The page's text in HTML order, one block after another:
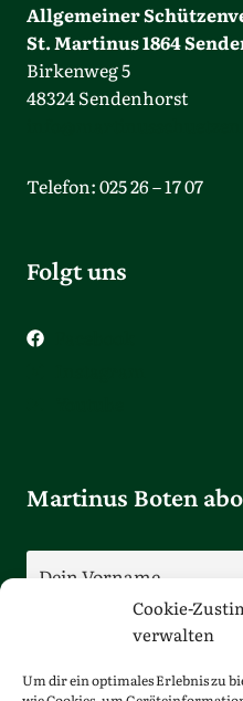
Cookie-
verwalten
Um dir ein optimales Erlebnis zu
Allgemeiner
St. Martinus 1864
Birkenweg 5
48324 Sendenhorst
Telefon: 025 26 – 17 07
Folgt uns
Martinus Boten